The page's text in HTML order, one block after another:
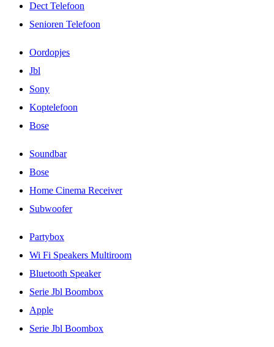
Dect Telefoon
Senioren Telefoon
Oordopjes
Jbl
Sony
Koptelefoon
Bose
Soundbar
Bose
Home Cinema Receiver
Subwoofer
Partybox
Wi Fi Speakers Multiroom
Bluetooth Speaker
Serie Jbl Boombox
Apple
Serie Jbl Boombox